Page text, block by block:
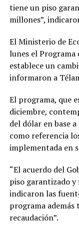
tiene un piso
millones”,
El Ministerio de
lunes el
establece un
informaron a
El programa, que
diciembre,
del dólar en base
como referencia
implementada en
“El acuerdo del
piso garantizado y
indicaron las
programa
recaudación”.